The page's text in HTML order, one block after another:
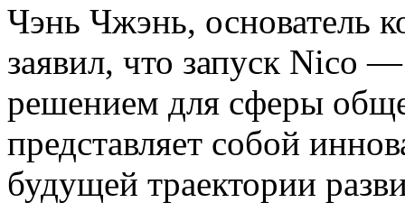
Чэнь Чжэнь, основатель
заявил, что запуск Nico
решением для сферы
представляет собой
будущей траектории